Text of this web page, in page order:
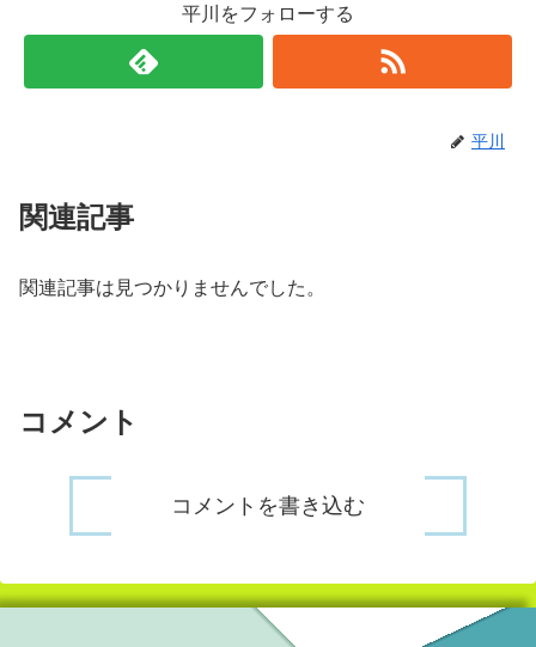
平川をフォローする
平川
関連記事
関連記事は見つかりませんでした。
コメント
コメントを書き込む